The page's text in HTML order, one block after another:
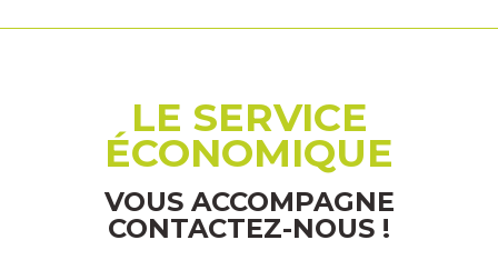
LE SERVICE
ÉCONOMIQUE
VOUS ACCOMPAGNE
CONTACTEZ-NOUS !